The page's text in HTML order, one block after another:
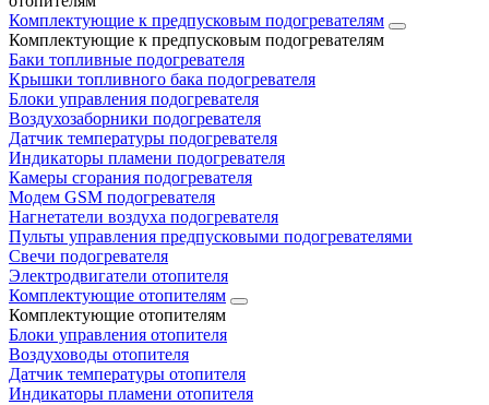
Комплектующие к предпусковым подогревателям
Комплектующие к предпусковым подогревателям
Баки топливные подогревателя
Крышки топливного бака подогревателя
Блоки управления подогревателя
Воздухозаборники подогревателя
Датчик температуры подогревателя
Индикаторы пламени подогревателя
Камеры сгорания подогревателя
Модем GSM подогревателя
Нагнетатели воздуха подогревателя
Пульты управления предпусковыми подогревателями
Свечи подогревателя
Электродвигатели отопителя
Комплектующие отопителям
Комплектующие отопителям
Блоки управления отопителя
Воздуховоды отопителя
Датчик температуры отопителя
Индикаторы пламени отопителя